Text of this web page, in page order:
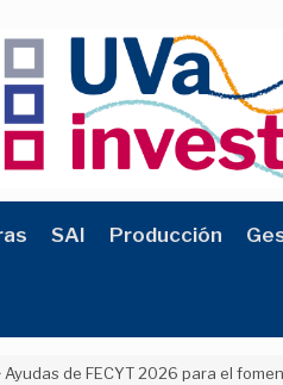
SAI Producción
Ayudas de FECYT 2026 para el